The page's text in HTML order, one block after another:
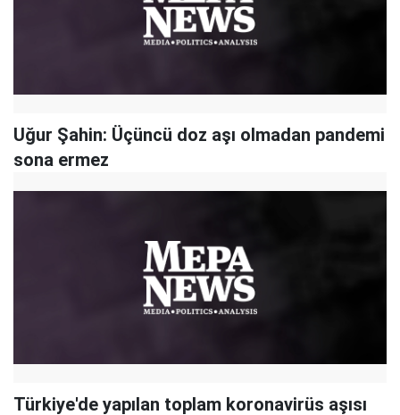
Uğur Şahin: Üçüncü doz aşı olmadan pandemi
sona ermez
Türkiye'de yapılan toplam koronavirüs aşısı